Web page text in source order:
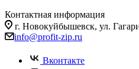
Контактная информация
г. Новокуйбышевск, ул.
info@profit-zip.ru
Вконтакте